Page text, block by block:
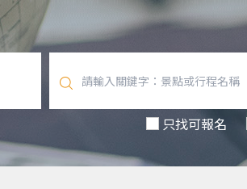
只找可報名